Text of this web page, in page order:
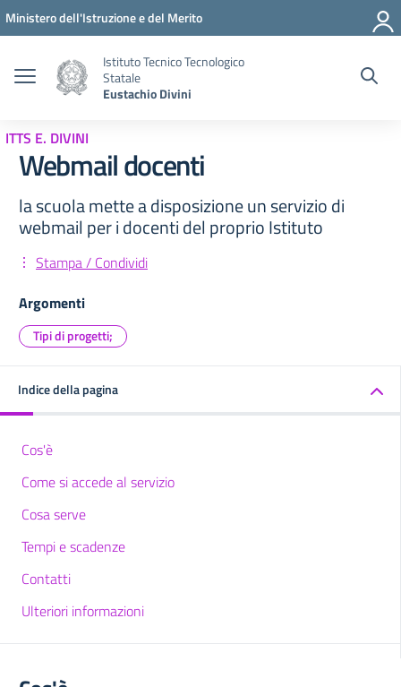
Vai ai contenuti
Vai al menu di navigazione
Vai al footer
Ministero dell'Istruzione e del Merito
Istituto Tecnico Tecnologico
Statale
Eustachio Divini
ITTS E. DIVINI
Webmail docenti
la scuola mette a disposizione un servizio di
webmail per i docenti del proprio Istituto
Stampa / Condividi
Argomenti
Tipi di progetti;
Indice della pagina
Cos'è
Come si accede al servizio
Cosa serve
Tempi e scadenze
Contatti
Ulteriori informazioni